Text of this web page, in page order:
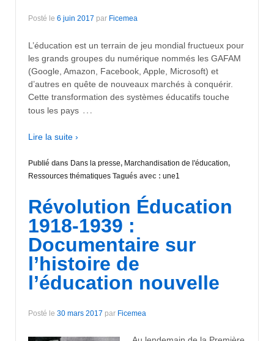
Posté le 6 juin 2017 par Ficemea
L’éducation est un terrain de jeu mondial fructueux pour
les grands groupes du numérique nommés les GAFAM
(Google, Amazon, Facebook, Apple, Microsoft) et
d’autres en quête de nouveaux marchés à conquérir.
Cette transformation des systèmes éducatifs touche
tous les pays …
Lire la suite ›
Publié dans Dans la presse, Marchandisation de l'éducation,
Ressources thématiques Tagués avec : une1
Révolution Éducation
1918-1939 :
Documentaire sur
l’histoire de
l’éducation nouvelle
Posté le 30 mars 2017 par Ficemea